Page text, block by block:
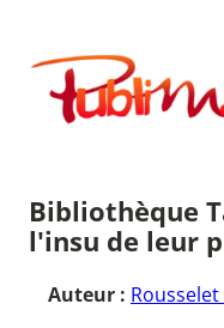
contenu
Publimath
Bibliothèque
l'insu de leur
Auteur :